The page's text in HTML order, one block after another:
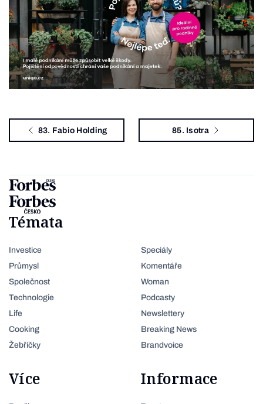
83. Fabio Holding 85. Isotra
Témata
Investice
Průmysl
Společnost
Technologie
Life
Cooking
Žebříčky
Speciály
Komentáře
Woman
Podcasty
Newslettery
Breaking News
Brandvoice
Více Informace